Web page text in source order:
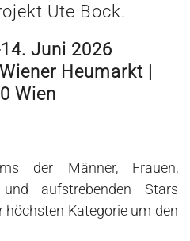
Ute Bock.
Juni 2026
Heumarkt |
Wien
der Männer, Frauen,
und aufstrebenden Stars
höchsten Kategorie um den